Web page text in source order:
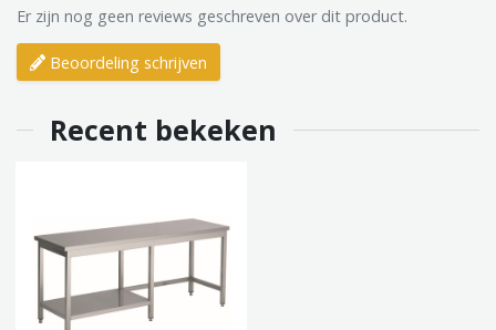
Er zijn nog geen reviews geschreven over dit product.
Beoordeling schrijven
Recent bekeken